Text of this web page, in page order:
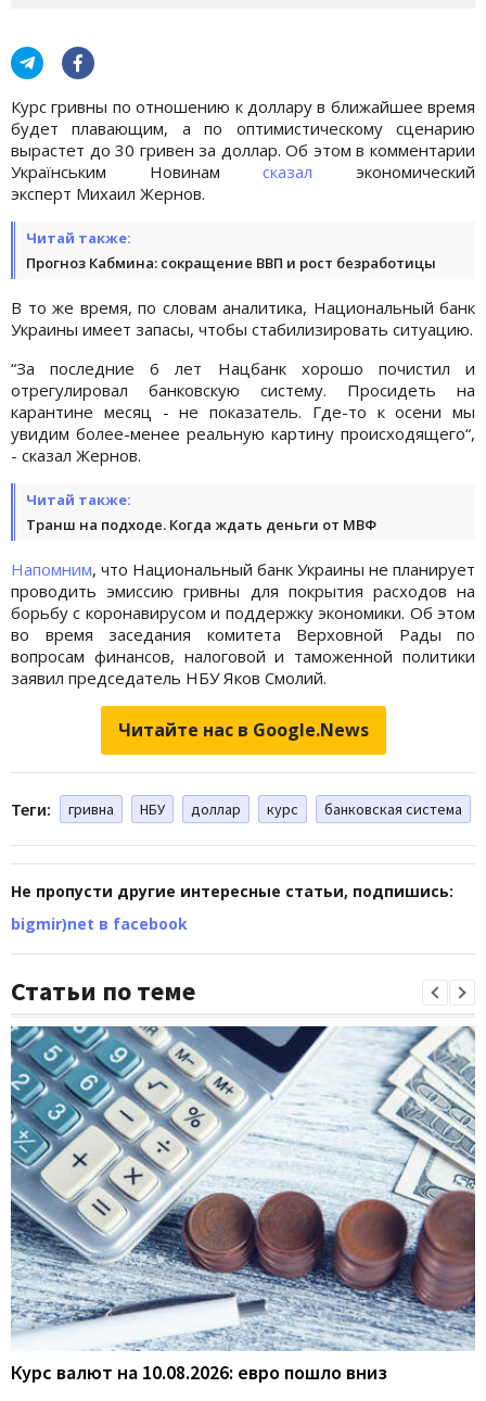
Курс гривны по отношению к доллару в ближайшее время
будет плавающим, а по оптимистическому сценарию
вырастет до 30 гривен за доллар. Об этом в комментарии
Українським Новинамсказал экономический
эксперт Михаил Жернов.
Читай также:
Прогноз Кабмина: сокращение ВВП и рост безработицы
В то же время, по словам аналитика, Национальный банк
Украины имеет запасы, чтобы стабилизировать ситуацию.
“За последние 6 лет Нацбанк хорошо почистил и
отрегулировал банковскую систему. Просидеть на
карантине месяц - не показатель. Где-то к осени мы
увидим более-менее реальную картину происходящего“,
- сказал Жернов.
Читай также:
Транш на подходе. Когда ждать деньги от МВФ
Напомним, что Национальный банк Украины не планирует
проводить эмиссию гривны для покрытия расходов на
борьбу с коронавирусом и поддержку экономики. Об этом
во время заседания комитета Верховной Рады по
вопросам финансов, налоговой и таможенной политики
заявил председатель НБУ Яков Смолий.
Читайте нас в Google.News
Теги: гривна НБУ доллар курс банковская система
Не пропусти другие интересные статьи, подпишись:
bigmir)net в facebook
Статьи по теме
Курс валют на 10.08.2026: евро пошло вниз